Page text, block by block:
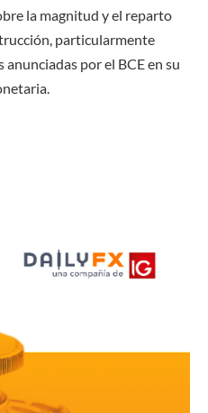
la magnitud y el reparto
particularmente
por el BCE en su